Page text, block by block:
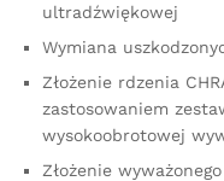
ultradźwiękowej
Wymiana
Złożenie rdzenia
zastosowaniem
wysokoobrotowej
Złożenie